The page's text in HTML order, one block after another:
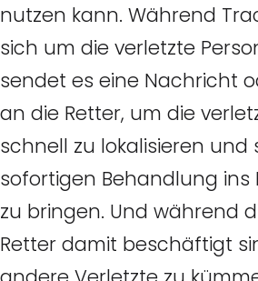
nutzen kann. Während
sich um die verletzte
sendet es eine Nachricht
an die Retter, um die
schnell zu lokalisieren und
sofortigen Behandlung ins
zu bringen. Und während
Retter damit beschäftigt